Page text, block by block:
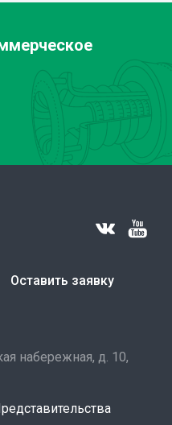
Оставить заявку
набережная, д. 10,